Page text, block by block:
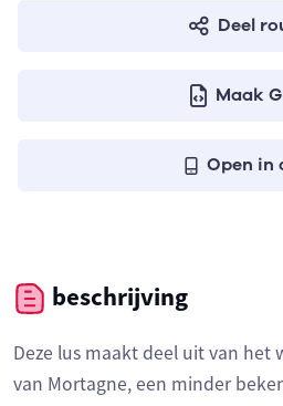
Deel
Maak
Open in
beschrijving
Deze lus maakt deel uit van het
van Mortagne, een minder